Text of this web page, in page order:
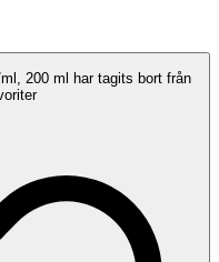
200 ml har tagits bort från